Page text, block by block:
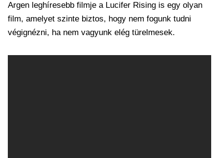
Argen leghíresebb filmje a Lucifer Rising is egy olyan
film, amelyet szinte biztos, hogy nem fogunk tudni
végignézni, ha nem vagyunk elég türelmesek.